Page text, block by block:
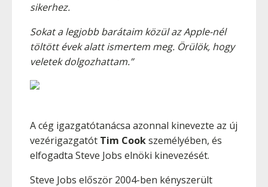
sikerhez.
Sokat a legjobb barátaim közül az Apple-nél
töltött évek alatt ismertem meg. Örülök, hogy
veletek dolgozhattam.”
A cég igazgatótanácsa azonnal kinevezte az új
vezérigazgatót Tim Cookszemélyében, és
elfogadta Steve Jobs elnöki kinevezését.
Steve Jobs először 2004-ben kényszerült